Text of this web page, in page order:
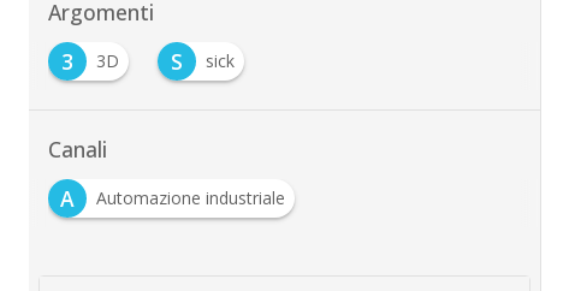
Argomenti
3
3D S sick
Canali
A
Automazione industriale